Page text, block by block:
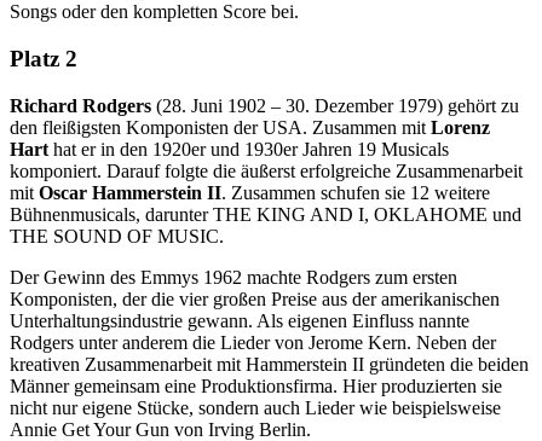
Songs oder den kompletten Score bei.
Platz 2
Richard Rodgers (28. Juni 1902 – 30. Dezember 1979) gehört zu
den fleißigsten Komponisten der USA. Zusammen mit Lorenz
Hart hat er in den 1920er und 1930er Jahren 19 Musicals
komponiert. Darauf folgte die äußerst erfolgreiche Zusammenarbeit
mit Oscar Hammerstein II. Zusammen schufen sie 12 weitere
Bühnenmusicals, darunter THE KING AND I, OKLAHOME und
THE SOUND OF MUSIC.
Der Gewinn des Emmys 1962 machte Rodgers zum ersten
Komponisten, der die vier großen Preise aus der amerikanischen
Unterhaltungsindustrie gewann. Als eigenen Einfluss nannte
Rodgers unter anderem die Lieder von Jerome Kern. Neben der
kreativen Zusammenarbeit mit Hammerstein II gründeten die beiden
Männer gemeinsam eine Produktionsfirma. Hier produzierten sie
nicht nur eigene Stücke, sondern auch Lieder wie beispielsweise
Annie Get Your Gun von Irving Berlin.